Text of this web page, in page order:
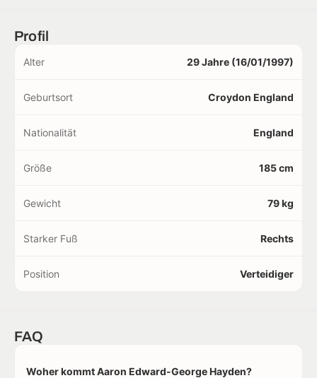
Profil
Alter 29 Jahre (16/01/1997)
Geburtsort Croydon England
Nationalität England
Größe 185 cm
Gewicht 79 kg
Starker Fuß Rechts
Position Verteidiger
FAQ
Woher kommt Aaron Edward-George Hayden?